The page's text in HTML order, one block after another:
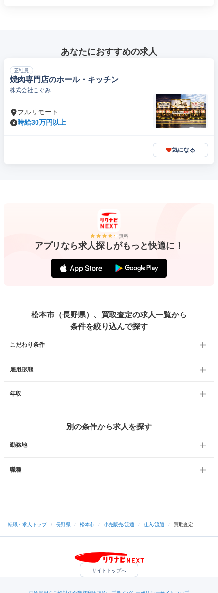
あなたにおすすめの求人
正社員
焼肉専門店のホール・キッチン
株式会社こぐみ
フルリモート
時給30万円以上
気になる
無料
アプリなら求人探しがもっと快適に！
松本市（長野県）、買取査定の求人一覧から
条件を絞り込んで探す
こだわり条件
雇用形態
年収
別の条件から求人を探す
勤務地
職種
転職・求人トップ / 長野県 / 松本市 / 小売販売/流通 / 仕入/流通 / 買取査定
サイトトップへ